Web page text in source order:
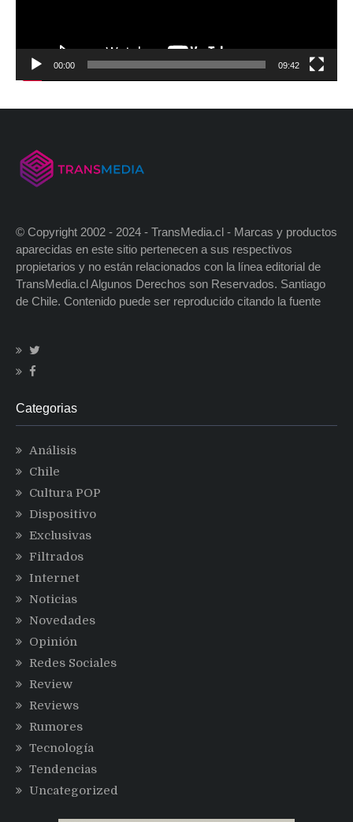
00:00 09:42
© Copyright 2002 - 2024 - TransMedia.cl - Marcas y productos
aparecidas en este sitio pertenecen a sus respectivos
propietarios y no están relacionados con la línea editorial de
TransMedia.cl Algunos Derechos son Reservados. Santiago
de Chile. Contenido puede ser reproducido citando la fuente
Categorias
Análisis
Chile
Cultura POP
Dispositivo
Exclusivas
Filtrados
Internet
Noticias
Novedades
Opinión
Redes Sociales
Review
Reviews
Rumores
Tecnología
Tendencias
Uncategorized